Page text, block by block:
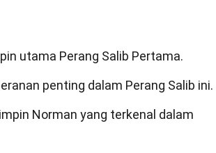
utama Perang Salib Pertama.
penting dalam Perang Salib ini.
Norman yang terkenal dalam